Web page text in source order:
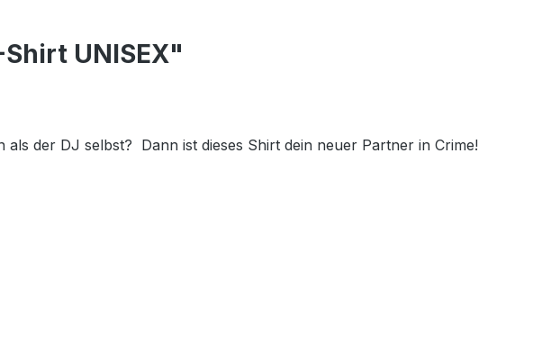
UNISEX"
der DJ selbst? Dann ist dieses Shirt dein neuer Partner in Crime!